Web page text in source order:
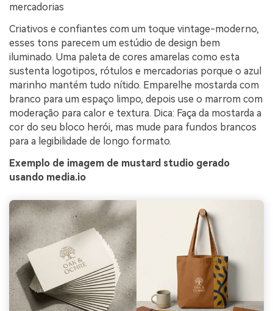
mercadorias
Criativos e confiantes com um toque vintage-moderno,
esses tons parecem um estúdio de design bem
iluminado. Uma paleta de cores amarelas como esta
sustenta logotipos, rótulos e mercadorias porque o azul
marinho mantém tudo nítido. Emparelhe mostarda com
branco para um espaço limpo, depois use o marrom com
moderação para calor e textura. Dica: Faça da mostarda a
cor do seu bloco herói, mas mude para fundos brancos
para a legibilidade de longo formato.
Exemplo de imagem de mustard studio gerado
usando media.io